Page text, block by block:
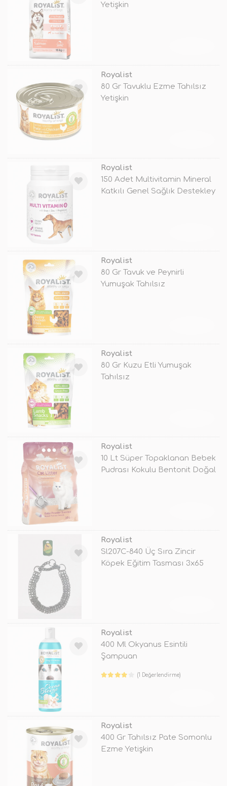
Yetişkin
Royalist
80 Gr Tavuklu Ezme Tahılsız
Yetişkin
Royalist
150 Adet Multivitamin Mineral
Katkılı Genel Sağlık Destekley
Royalist
80 Gr Tavuk ve Peynirli
Yumuşak Tahılsız
Royalist
80 Gr Kuzu Etli Yumuşak
Tahılsız
Royalist
10 Lt Süper Topaklanan Bebek
Pudrası Kokulu Bentonit Doğal
Royalist
Sl207C-840 Üç Sıra Zincir
Köpek Eğitim Tasması 3x65
Royalist
400 Ml Okyanus Esintili
Şampuan
(1 Değerlendirme)
Royalist
400 Gr Tahılsız Pate Somonlu
Ezme Yetişkin